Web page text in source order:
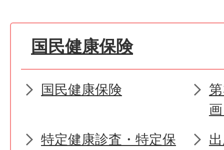
国民健康保険
国民健康保険
特定健康診査・特定保